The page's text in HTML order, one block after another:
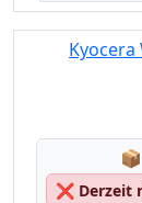
Kyocera
📦
❌ Derzeit